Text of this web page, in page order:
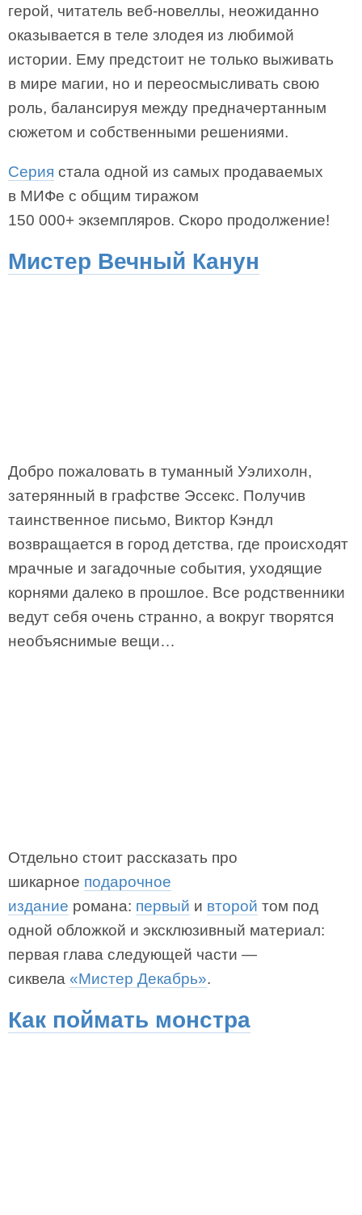
герой, читатель веб-новеллы, неожиданно
оказывается в теле злодея из любимой
истории. Ему предстоит не только выживать
в мире магии, но и переосмысливать свою
роль, балансируя между предначертанным
сюжетом и собственными решениями.
Серия стала одной из самых продаваемых
в МИФе с общим тиражом
150 000+ экземпляров. Скоро продолжение!
Мистер Вечный Канун
Добро пожаловать в туманный Уэлихолн,
затерянный в графстве Эссекс. Получив
таинственное письмо, Виктор Кэндл
возвращается в город детства, где происходят
мрачные и загадочные события, уходящие
корнями далеко в прошлое. Все родственники
ведут себя очень странно, а вокруг творятся
необъяснимые вещи…
Отдельно стоит рассказать про
шикарное подарочное
издание романа: первый и второй том под
одной обложкой и эксклюзивный материал:
первая глава следующей части —
сиквела «Мистер Декабрь».
Как поймать монстра